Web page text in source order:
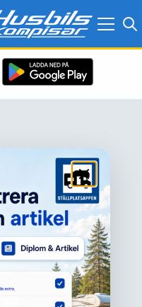
till alla funktioner!